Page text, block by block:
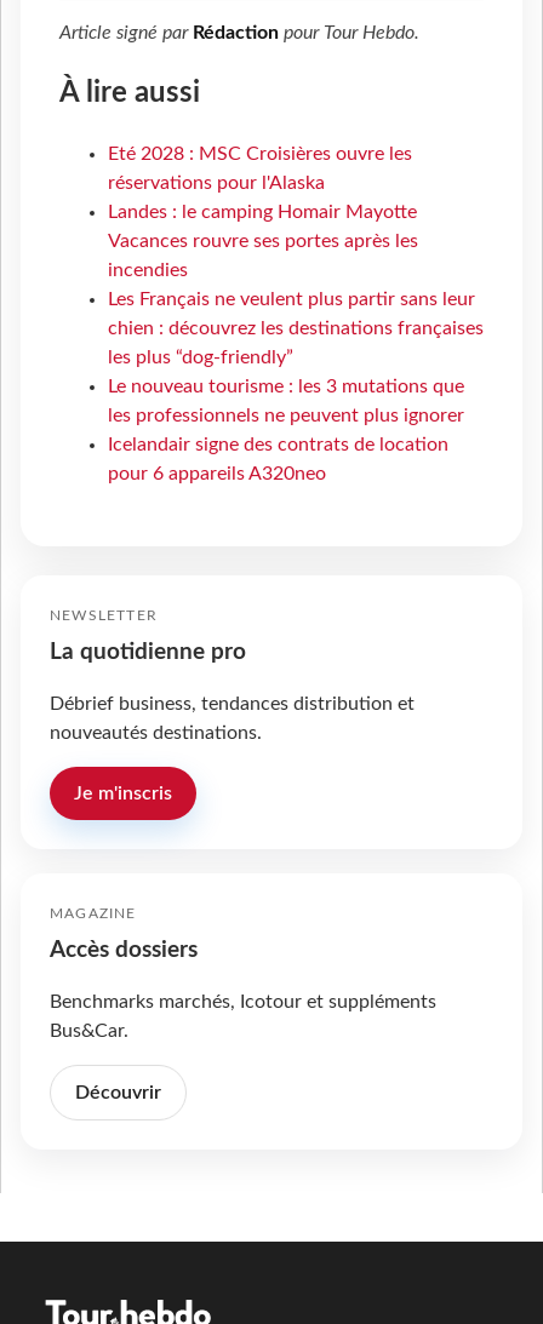
Article signé par Rédaction pour Tour Hebdo.
À lire aussi
Eté 2028 : MSC Croisières ouvre les
réservations pour l'Alaska
Landes : le camping Homair Mayotte
Vacances rouvre ses portes après les
incendies
Les Français ne veulent plus partir sans leur
chien : découvrez les destinations françaises
les plus “dog-friendly”
Le nouveau tourisme : les 3 mutations que
les professionnels ne peuvent plus ignorer
Icelandair signe des contrats de location
pour 6 appareils A320neo
NEWSLETTER
La quotidienne pro
Débrief business, tendances distribution et
nouveautés destinations.
Je m'inscris
MAGAZINE
Accès dossiers
Benchmarks marchés, Icotour et suppléments
Bus&Car.
Découvrir